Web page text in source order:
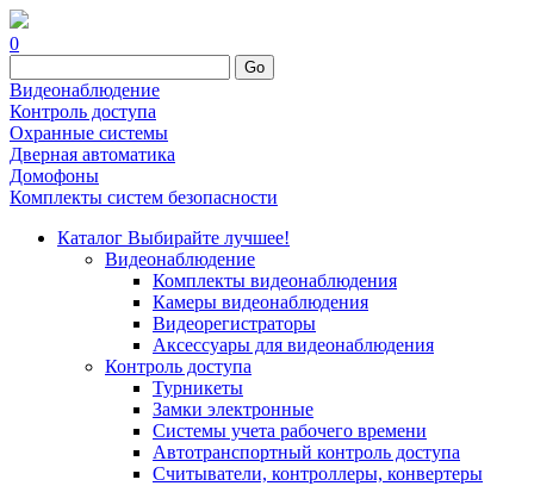
0
Go
Видеонаблюдение
Контроль доступа
Охранные системы
Дверная автоматика
Домофоны
Комплекты систем безопасности
Каталог Выбирайте лучшее!
Видеонаблюдение
Комплекты видеонаблюдения
Камеры видеонаблюдения
Видеорегистраторы
Аксессуары для видеонаблюдения
Контроль доступа
Турникеты
Замки электронные
Системы учета рабочего времени
Автотранспортный контроль доступа
Считыватели, контроллеры, конвертеры